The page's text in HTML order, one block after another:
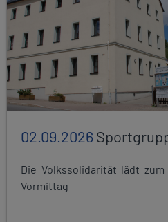
02.09.2026
Die Volkssolidarität lädt
Vormittag